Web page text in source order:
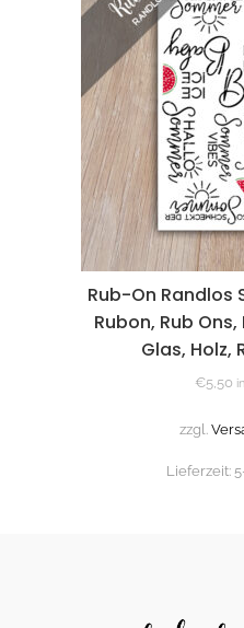
Rub-On Randlos
Rubon, Rub
Glas, Holz,
€5,50
zzgl.
Lieferzeit: